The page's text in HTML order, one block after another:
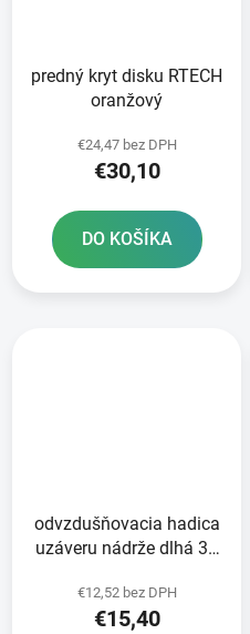
predný kryt disku RTECH
oranžový
€24,47 bez DPH
€30,10
DO KOŠÍKA
odvzdušňovacia hadica
uzáveru nádrže dlhá 36
€12,52 bez DPH
€15,40